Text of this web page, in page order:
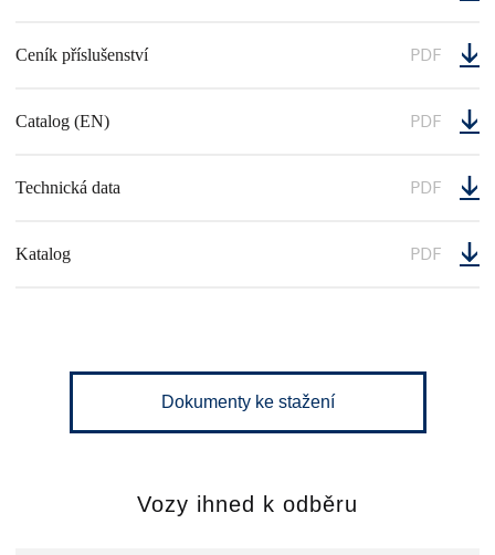
Ceník příslušenství PDF
Catalog (EN) PDF
Technická data PDF
Katalog PDF
Dokumenty ke stažení
Vozy ihned k odběru